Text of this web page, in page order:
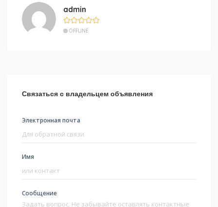
admin
OFFLINE
Связаться с владельцем объявления
Электронная почта
Имя
Сообщение